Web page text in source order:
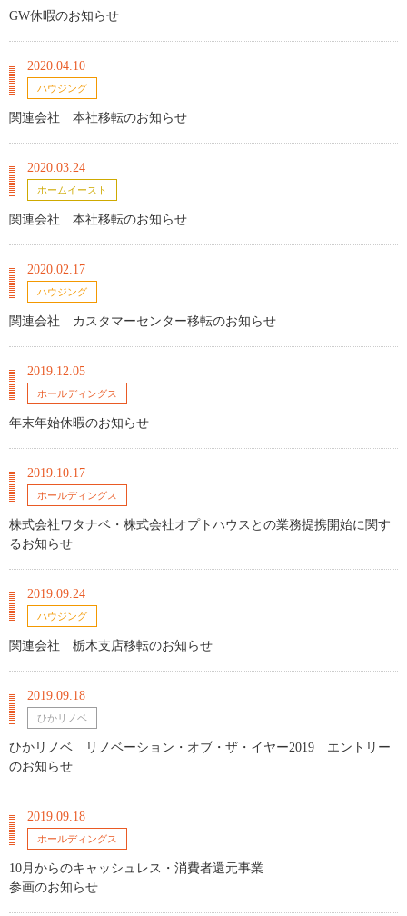
GW休暇のお知らせ
2020.04.10
ハウジング
関連会社 本社移転のお知らせ
2020.03.24
ホームイースト
関連会社 本社移転のお知らせ
2020.02.17
ハウジング
関連会社 カスタマーセンター移転のお知らせ
2019.12.05
ホールディングス
年末年始休暇のお知らせ
2019.10.17
ホールディングス
株式会社ワタナベ・株式会社オプトハウスとの業務提携開始に関す
るお知らせ
2019.09.24
ハウジング
関連会社 栃木支店移転のお知らせ
2019.09.18
ひかリノベ
ひかリノベ リノベーション・オブ・ザ・イヤー2019 エントリー
のお知らせ
2019.09.18
ホールディングス
10月からのキャッシュレス・消費者還元事業
参画のお知らせ